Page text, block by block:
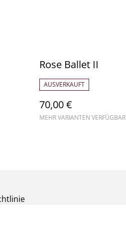
Rose Ballet II
AUSVERKAUFT
70,00 €
MEHR VARIANTEN VERFÜGBAR